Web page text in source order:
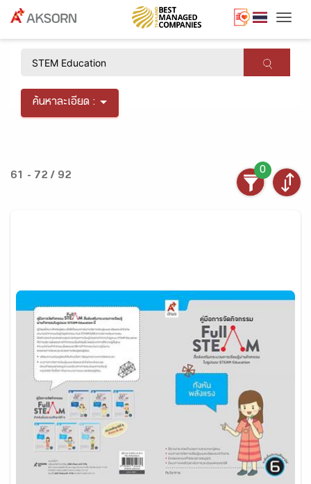
ค้นหาละเอียด :
61 - 72 / 92
0